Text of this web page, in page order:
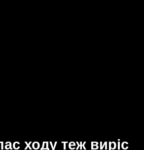
ходу теж виріс